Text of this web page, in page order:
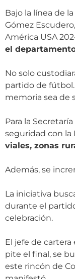
Bajo la línea de
Gómez
América USA
el
No solo
partido de
memoria sea de
Para la
seguridad con la
viales, zonas
Además, se
La iniciativa
durante el
celebración.
El jefe de
pite el final, se
este rincón de